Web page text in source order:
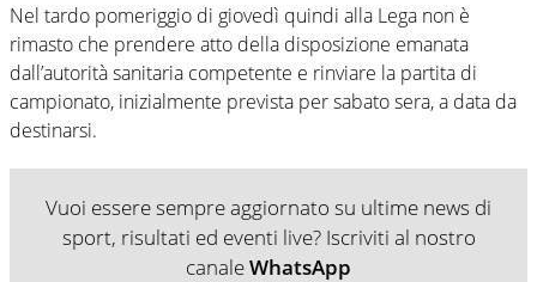
Nel tardo pomeriggio di giovedì quindi alla Lega non è
rimasto che prendere atto della disposizione emanata
dall’autorità sanitaria competente e rinviare la partita di
campionato, inizialmente prevista per sabato sera, a data da
destinarsi.
Vuoi essere sempre aggiornato su ultime news di
sport, risultati ed eventi live? Iscriviti al nostro
canaleWhatsApp